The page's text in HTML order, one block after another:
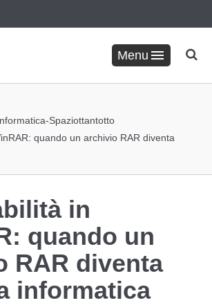
Menu
-Spaziottantotto
quando un archivio RAR diventa
in
quando un
RAR diventa
informatica